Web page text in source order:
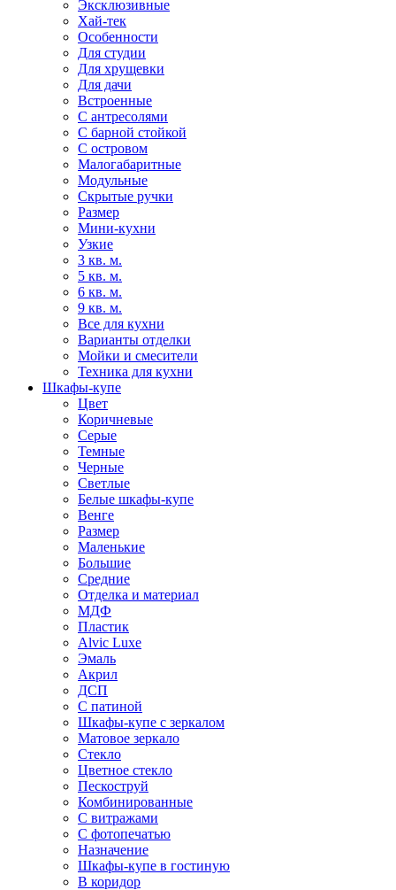
Эксклюзивные
Хай-тек
Особенности
Для студии
Для хрущевки
Для дачи
Встроенные
С антресолями
С барной стойкой
С островом
Малогабаритные
Модульные
Скрытые ручки
Размер
Мини-кухни
Узкие
3 кв. м.
5 кв. м.
6 кв. м.
9 кв. м.
Все для кухни
Варианты отделки
Мойки и смесители
Техника для кухни
Шкафы-купе
Цвет
Коричневые
Серые
Темные
Черные
Светлые
Белые шкафы-купе
Венге
Размер
Маленькие
Большие
Средние
Отделка и материал
МДФ
Пластик
Alvic Luxe
Эмаль
Акрил
ДСП
С патиной
Шкафы-купе с зеркалом
Матовое зеркало
Стекло
Цветное стекло
Пескоструй
Комбинированные
С витражами
С фотопечатью
Назначение
Шкафы-купе в гостиную
В коридор